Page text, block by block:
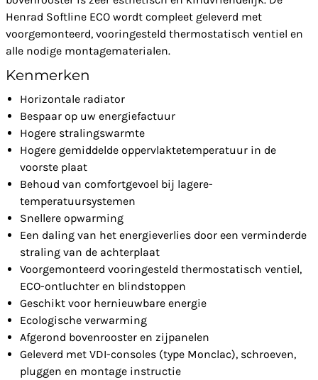
Henrad Softline ECO wordt compleet geleverd met
voorgemonteerd, vooringesteld thermostatisch ventiel en
alle nodige montagematerialen.
Kenmerken
Horizontale radiator
Bespaar op uw energiefactuur
Hogere stralingswarmte
Hogere gemiddelde oppervlaktetemperatuur in de
voorste plaat
Behoud van comfortgevoel bij lagere-
temperatuursystemen
Snellere opwarming
Een daling van het energieverlies door een verminderde
straling van de achterplaat
Voorgemonteerd vooringesteld thermostatisch ventiel,
ECO-ontluchter en blindstoppen
Geschikt voor hernieuwbare energie
Ecologische verwarming
Afgerond bovenrooster en zijpanelen
Geleverd met VDI-consoles (type Monclac), schroeven,
pluggen en montage instructie